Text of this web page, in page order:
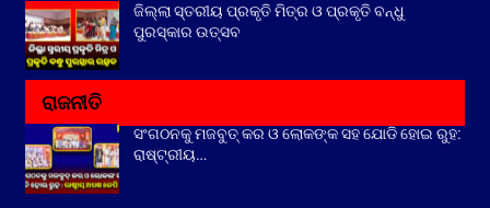
ଜିଲ୍ଲା ସ୍ତରୀୟ ପ୍ରକୃତି ମିତ୍ର ଓ ପ୍ରକୃତି ବନ୍ଧୁ
ପୁରସ୍କାର ଉତ୍ସବ
ରାଜନୀତି
ସଂଗଠନକୁ ମଜବୁତ୍ କର ଓ ଲୋକଙ୍କ ସହ ଯୋଡି ହୋଇ ରୁହ:
ରାଷ୍ଟ୍ରୀୟ…